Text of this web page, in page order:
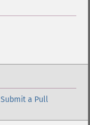
Submit a Pull